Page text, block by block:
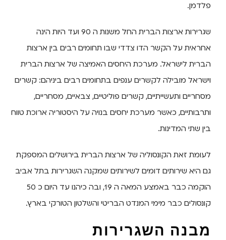
פלדמן.
שגרירות ארצות הברית החל משנות ה 90 ועד היות הינה
אחראית על הקשר הדו צדדי שבו תחומים רבים בין ארצות
הברית לישראל. מערכת היחסים האמיצה של ארצות הברית
וישראל מובילה לקשרים ענפים בתחומים רבים ביניהם: קשרים
מסחריים ותעשייתיים, קשרים פוליטיים, צבאיים, מסחריים,
ותרבותיים, כאשר מערכת יחסים בנויה על היסטוריה ארוכת טווח
בין שתי המדינות.
לעומת זאת הקונסוליה של ארצות הברית בירושלים המספקת
גם היא שירותים דומים לשירותים שמקנה השגרירות בתל אביב
הוקמה כבר באמצע המאה ה 19, ובה כיהנו עד היום כ 50
קונסולים כבר מימי המנדט הבריטי והשלטון הטורקי בארץ.
מבנה השגרירות